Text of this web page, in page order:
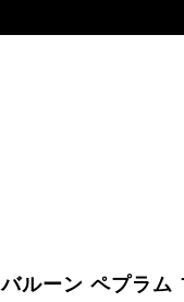
バルーン ペプラ